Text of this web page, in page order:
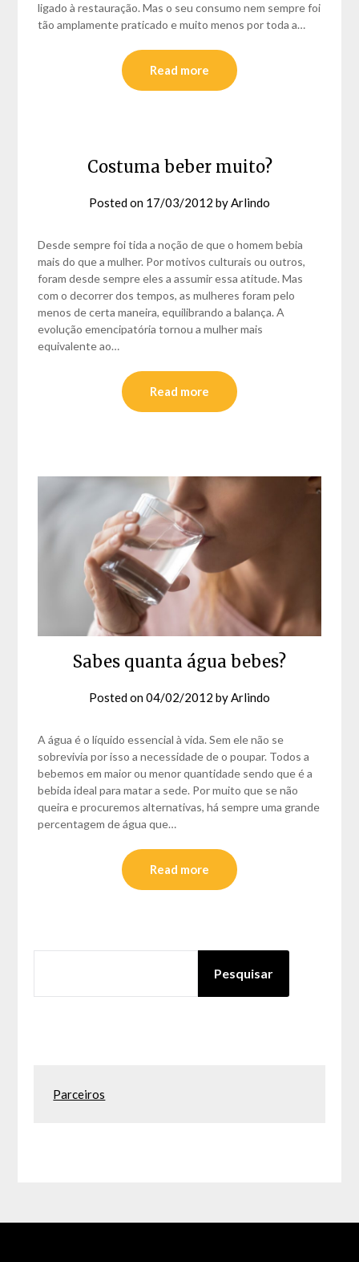
ligado à restauração. Mas o seu consumo nem sempre foi
tão amplamente praticado e muito menos por toda a…
Read more
Costuma beber muito?
Posted on 17/03/2012 byArlindo
Desde sempre foi tida a noção de que o homem bebia
mais do que a mulher. Por motivos culturais ou outros,
foram desde sempre eles a assumir essa atitude. Mas
com o decorrer dos tempos, as mulheres foram pelo
menos de certa maneira, equilibrando a balança. A
evolução emencipatória tornou a mulher mais
equivalente ao…
Read more
Sabes quanta água bebes?
Posted on04/02/2012 byArlindo
A água é o líquido essencial à vida. Sem ele não se
sobrevivia por isso a necessidade de o poupar. Todos a
bebemos em maior ou menor quantidade sendo que é a
bebida ideal para matar a sede. Por muito que se não
queira e procuremos alternativas, há sempre uma grande
percentagem de água que…
Read more
Pesquisar
Parceiros